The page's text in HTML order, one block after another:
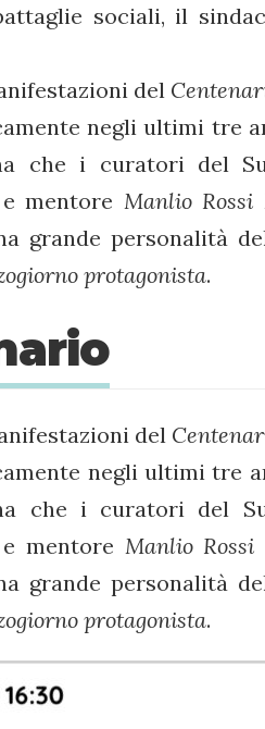
sociali, il
del
negli ultimi tre
che i curatori del
mentore Manlio Rossi
grande personalità
protagonista.
del
negli ultimi tre
che i curatori del
mentore Manlio Rossi
grande personalità
protagonista.